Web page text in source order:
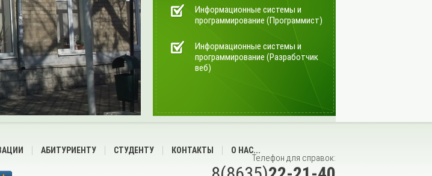
Информационные системы и
программирование (Программист)
Информационные системы и
программирование (Разработчик
веб)
АБИТУРИЕНТУ СТУДЕНТУ КОНТАКТЫ О НАС...
Телефон для справок: